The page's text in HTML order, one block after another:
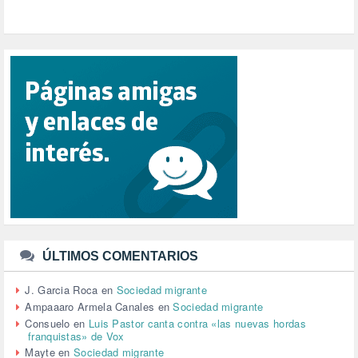
PUERTO DE VALENCIA (1)
RACISMO (1)
RELIGIÓN (114)
REPUBLICA (1)
SALUD (108)
SENSIBILIZACIÓN (576)
SINDICATOS (12)
TTIP (6)
URBANISMO (1)
URBANIZACIÓN (1)
VEJEZ (1)
VENEZUELA (3)
VENEZULA (1)
VIAJES (1)
ÚLTIMOS COMENTARIOS
J. Garcia Roca en Sociedad migrante
Ampaaaro Armela Canales enSociedad migrante
Consuelo en Luis Pastor canta contra «las nuevas hordas
franquistas» de Vox
MayteenSociedad migrante